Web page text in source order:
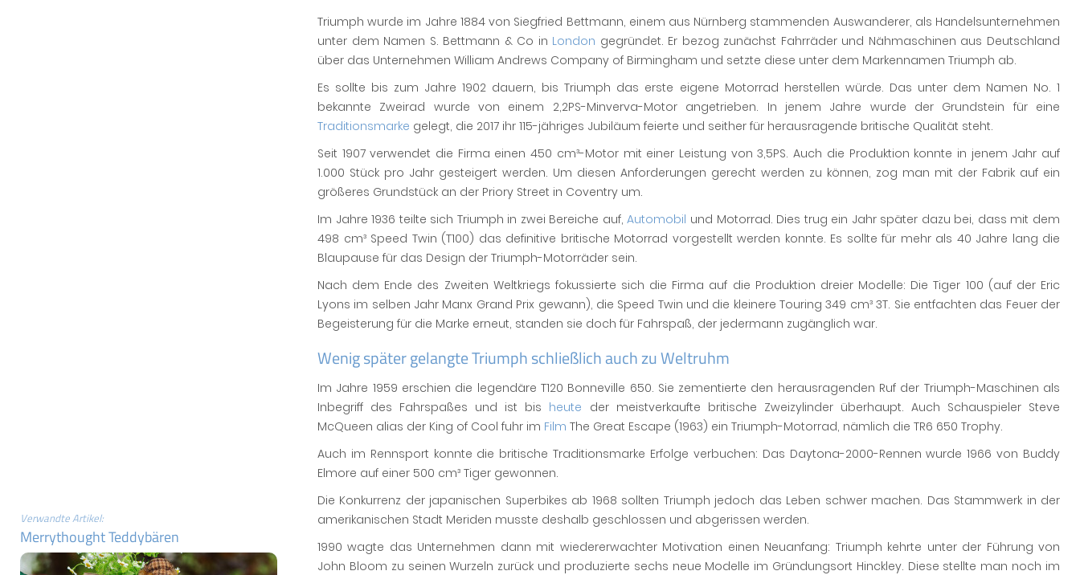
Verwandte Artikel:
Merrythought Teddybären
Triumph wurde im Jahre 1884 von Siegfried Bettmann, einem aus Nürnberg stammenden Auswanderer, als Handelsunternehmen
unter dem Namen S. Bettmann & Co in London gegründet. Er bezog zunächst Fahrräder und Nähmaschinen aus Deutschland
über das Unternehmen William Andrews Company of Birmingham und setzte diese unter dem Markennamen Triumph ab.
Es sollte bis zum Jahre 1902 dauern, bis Triumph das erste eigene Motorrad herstellen würde. Das unter dem Namen No. 1
bekannte Zweirad wurde von einem 2,2PS-Minverva-Motor angetrieben. In jenem Jahre wurde der Grundstein für eine
Traditionsmarke gelegt, die 2017 ihr 115-jähriges Jubiläum feierte und seither für herausragende britische Qualität steht.
Seit 1907 verwendet die Firma einen 450 cm³-Motor mit einer Leistung von 3,5PS. Auch die Produktion konnte in jenem Jahr auf
1.000 Stück pro Jahr gesteigert werden. Um diesen Anforderungen gerecht werden zu können, zog man mit der Fabrik auf ein
größeres Grundstück an der Priory Street in Coventry um.
Im Jahre 1936 teilte sich Triumph in zwei Bereiche auf,Automobil und Motorrad. Dies trug ein Jahr später dazu bei, dass mit dem
498 cm³ Speed Twin (T100) das definitive britische Motorrad vorgestellt werden konnte. Es sollte für mehr als 40 Jahre lang die
Blaupause für das Design der Triumph-Motorräder sein.
Nach dem Ende des Zweiten Weltkriegs fokussierte sich die Firma auf die Produktion dreier Modelle: Die Tiger 100 (auf der Eric
Lyons im selben Jahr Manx Grand Prix gewann), die Speed Twin und die kleinere Touring 349 cm³ 3T. Sie entfachten das Feuer der
Begeisterung für die Marke erneut, standen sie doch für Fahrspaß, der jedermann zugänglich war.
Wenig später gelangte Triumph schließlich auch zu Weltruhm
Im Jahre 1959 erschien die legendäre T120 Bonneville 650. Sie zementierte den herausragenden Ruf der Triumph-Maschinen als
Inbegriff des Fahrspaßes und ist bis heute der meistverkaufte britische Zweizylinder überhaupt. Auch Schauspieler Steve
McQueen alias der King of Cool fuhr im Film The Great Escape (1963) ein Triumph-Motorrad, nämlich die TR6 650 Trophy.
Auch im Rennsport konnte die britische Traditionsmarke Erfolge verbuchen: Das Daytona-2000-Rennen wurde 1966 von Buddy
Elmore auf einer 500 cm³ Tiger gewonnen.
Die Konkurrenz der japanischen Superbikes ab 1968 sollten Triumph jedoch das Leben schwer machen. Das Stammwerk in der
amerikanischen Stadt Meriden musste deshalb geschlossen und abgerissen werden.
1990 wagte das Unternehmen dann mit wiedererwachter Motivation einen Neuanfang: Triumph kehrte unter der Führung von
John Bloom zu seinen Wurzeln zurück und produzierte sechs neue Modelle im Gründungsort Hinckley. Diese stellte man noch im